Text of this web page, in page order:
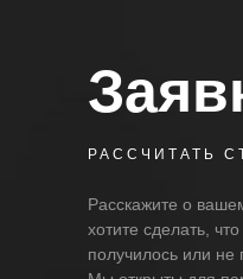
РАССЧИТАТЬ
Расскажите о
хотите сделать,
получилось или не